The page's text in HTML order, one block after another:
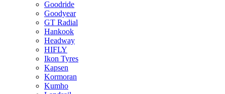
Goodride
Goodyear
GT Radial
Hankook
Headway
HIFLY
Ikon Tyres
Kapsen
Kormoran
Kumho